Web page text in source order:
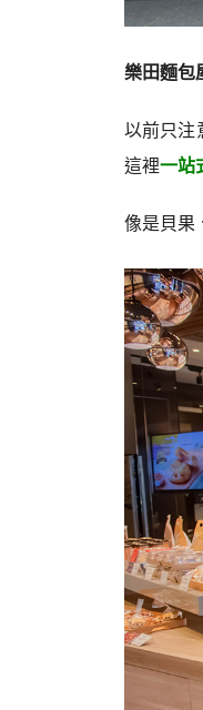
樂田麵包
以前只注
這裡一站
像是貝果